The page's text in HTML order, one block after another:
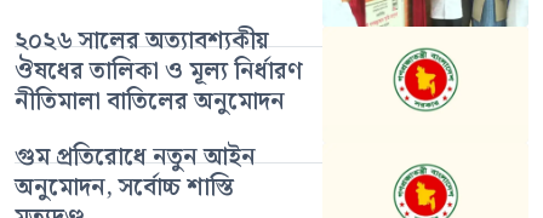
২০২৬ সালের অত্যাবশ্যকীয়
ঔষধের তালিকা ও মূল্য নির্ধারণ
নীতিমালা বাতিলের অনুমোদন
গুম প্রতিরোধে নতুন আইন
অনুমোদন, সর্বোচ্চ শাস্তি